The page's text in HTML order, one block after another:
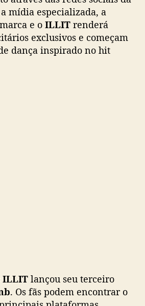
mídia especializada, a
e o ILLIT renderá
exclusivos e começam
dança inspirado no hit
ILLIT lançou seu terceiro
. Os fãs podem encontrar o